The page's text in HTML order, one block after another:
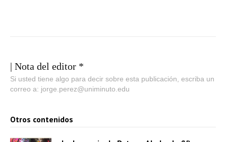
| Nota del editor *
Si usted tiene algo para decir sobre esta publicación, escriba un
correo a: jorge.perez@uniminuto.edu
Otros contenidos